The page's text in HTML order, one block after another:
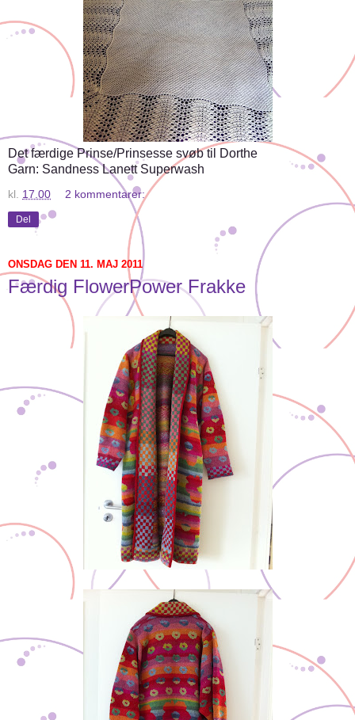
Det færdige Prinse/Prinsesse svøb til Dorthe
Garn: Sandness Lanett Superwash
kl. 17.00 2 kommentarer:
Del
ONSDAG DEN 11. MAJ 2011
Færdig FlowerPower Frakke